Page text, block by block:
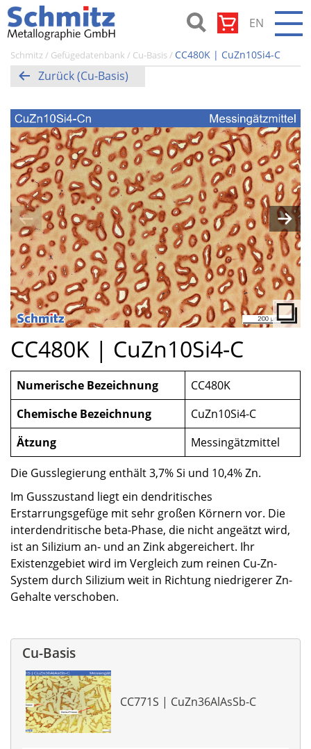
Zum
Inhalt
springen
Schmitz-
Metallographie
GmbH
EN
Schmitz / Gefügedatenbank / Cu-Basis/ CC480K | CuZn10Si4-C
Zurück (Cu-Basis)
CC480K | CuZn10Si4-C
Numerische Bezeichnung
CC480K
Chemische Bezeichnung
CuZn10Si4-C
Ätzung
Messingätzmittel
Die Gusslegierung enthält 3,7% Si und 10,4% Zn.
Im Gusszustand liegt ein dendritisches
Erstarrungsgefüge mit sehr großen Körnern vor. Die
interdendritische beta-Phase, die nicht angeätzt wird,
ist an Silizium an- und an Zink abgereichert. Ihr
Existenzgebiet wird im Vergleich zum reinen Cu-Zn-
System durch Silizium weit in Richtung niedrigerer Zn-
Gehalte verschoben.
Cu-Basis
CC771S | CuZn36AlAsSb-C